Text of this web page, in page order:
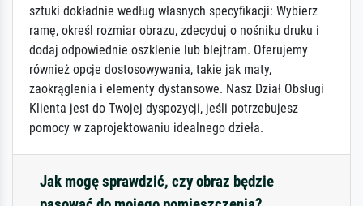
sztuki dokładnie według własnych specyfikacji: Wybierz
ramę, określ rozmiar obrazu, zdecyduj o nośniku druku i
dodaj odpowiednie oszklenie lub blejtram. Oferujemy
również opcje dostosowywania, takie jak maty,
zaokrąglenia i elementy dystansowe. Nasz Dział Obsługi
Klienta jest do Twojej dyspozycji, jeśli potrzebujesz
pomocy w zaprojektowaniu idealnego dzieła.
Jak mogę sprawdzić, czy obraz będzie